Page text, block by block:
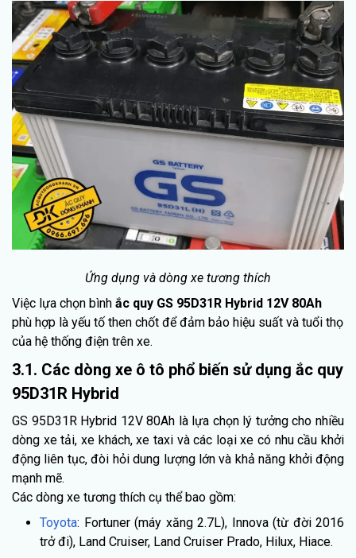
Ứng dụng và dòng xe tương thích
Việc lựa chọn bình ắc quy GS 95D31R Hybrid 12V 80Ah
phù hợp là yếu tố then chốt để đảm bảo hiệu suất và tuổi thọ
của hệ thống điện trên xe.
3.1. Các dòng xe ô tô phổ biến sử dụng ắc quy
95D31R Hybrid
GS 95D31R Hybrid 12V 80Ah là lựa chọn lý tưởng cho nhiều
dòng xe tải, xe khách, xe taxi và các loại xe có nhu cầu khởi
động liên tục, đòi hỏi dung lượng lớn và khả năng khởi động
mạnh mẽ.
Các dòng xe tương thích cụ thể bao gồm:
Toyota: Fortuner (máy xăng 2.7L), Innova (từ đời 2016
trở đi), Land Cruiser, Land Cruiser Prado, Hilux, Hiace.